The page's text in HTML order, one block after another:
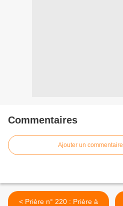
Commentaires
Ajouter un commentaire
< Prière n° 220 : Prière à